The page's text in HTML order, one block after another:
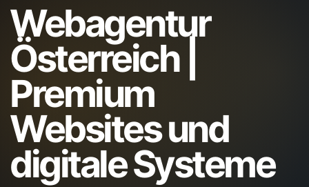
Webagentur
Österreich |
Premium
Websites und
digitale Systeme